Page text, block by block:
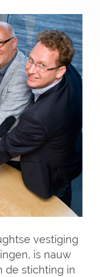
vestiging
is nauw
de stichting in